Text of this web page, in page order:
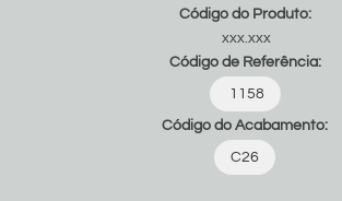
Código do Produto:
xxx.xxx
Código de Referência:
1158
Código do Acabamento:
C26